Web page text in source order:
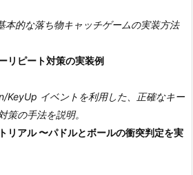
本的な落ち物キャッチゲームの実装方法
リピート対策の実装例
KeyUp イベントを利用した、正確なキー
策の手法を説明。
リアル 〜パドルとボールの衝突判定を実